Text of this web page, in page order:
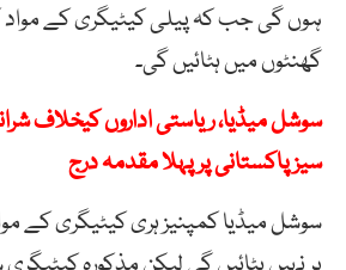
گھنٹوں میں ہٹائیں گی۔
سوشل میڈیا، ریاستی اداروں کیخلاف
سیز پاکستانی پر پہلا مقدمہ درج
سوشل میڈیا کمپنیز ہری کیٹیگری کے